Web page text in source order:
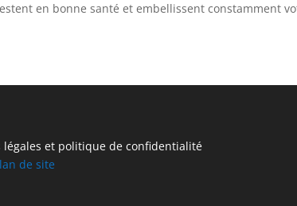
en bonne santé et embellissent constamment
légales et politique de confidentialité
de site